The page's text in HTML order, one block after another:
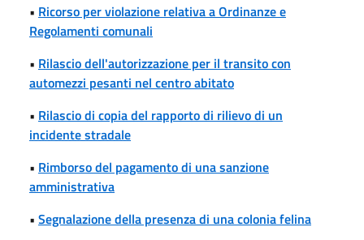
• Ricorso per violazione relativa a Ordinanze e
Regolamenti comunali
• Rilascio dell'autorizzazione per il transito con
automezzi pesanti nel centro abitato
• Rilascio di copia del rapporto di rilievo di un
incidente stradale
• Rimborso del pagamento di una sanzione
amministrativa
• Segnalazione della presenza di una colonia felina